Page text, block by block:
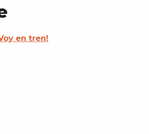
en tren!